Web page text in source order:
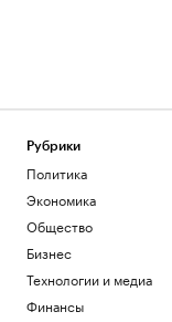
Рубрики
Политика
Экономика
Общество
Бизнес
Технологии и медиа
Финансы